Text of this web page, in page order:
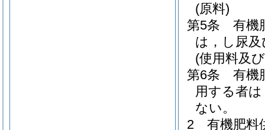
(原料)
第5条
有機
は，し尿
(使用料及
第6条
有機
用する者は
ない。
2
有機肥料